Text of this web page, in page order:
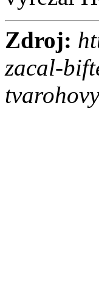
Zdroj:
zacal-